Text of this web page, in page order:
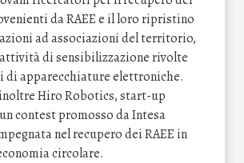
da RAEE e il loro ripristino
ad associazioni del territorio,
di sensibilizzazione rivolte
apparecchiature elettroniche.
Hiro Robotics, start-up
contest promosso da Intesa
nel recupero dei RAEE in
circolare.